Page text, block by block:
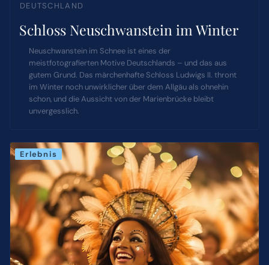
DEUTSCHLAND
Schloss Neuschwanstein im Winter
Neuschwanstein im Schnee ist eines der
meistfotografierten Motive Deutschlands – und das aus
gutem Grund. Das märchenhafte Schloss Ludwigs II. thront
im Winter noch unwirklicher über dem Allgäu als ohnehin
schon, und die Aussicht von der Marienbrücke bleibt
unvergesslich.
Erlebnis